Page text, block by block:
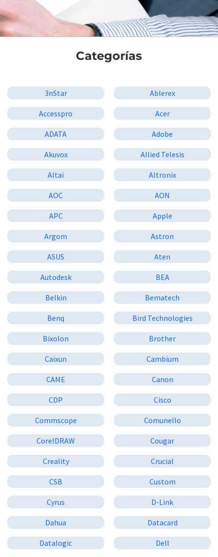
Categorías
3nStar Ablerex
Accesspro Acer
ADATA Adobe
Akuvox Allied Telesis
Altai Altronix
AOC AON
APC Apple
Argom Astron
ASUS Aten
Autodesk BEA
Belkin Bematech
Benq Bird Technologies
Bixolon Brother
Caixun Cambium
CAME Canon
CDP Cisco
Commscope Comunello
CorelDRAW Cougar
Creality Crucial
CSB Custom
Cyrus D-Link
Dahua Datacard
Datalogic Dell